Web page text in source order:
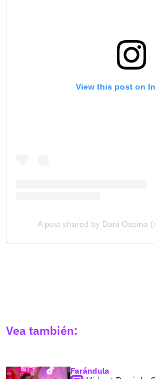
View this post on
A post shared by Dani Ospina
Vea también:
Farándula